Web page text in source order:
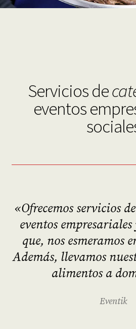
Servicios de
eventos
«Ofrecemos servicios de
eventos empresariales
que, nos esmeramos
Además, llevamos
alimentos a
Eventik